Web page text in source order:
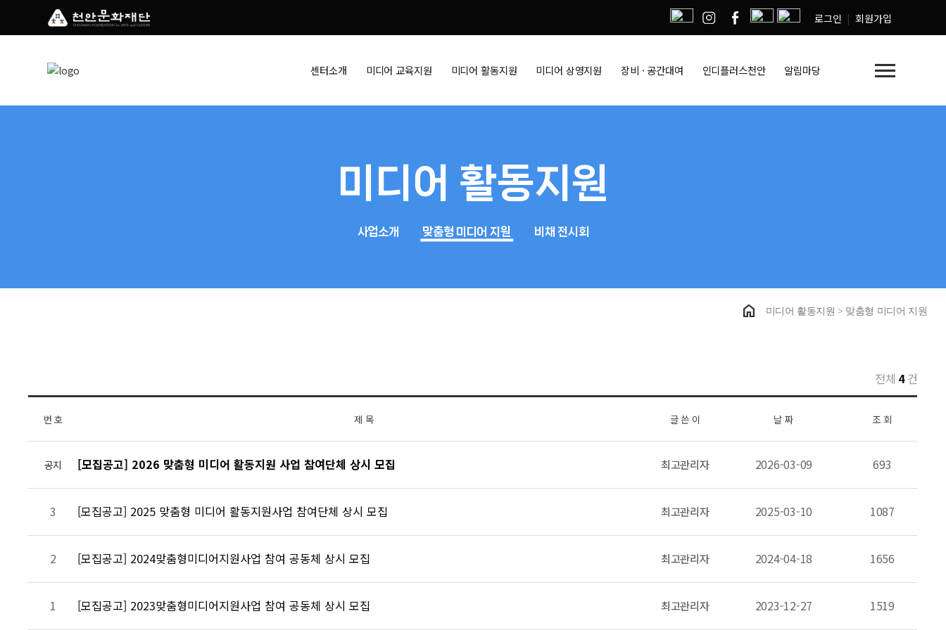
로그인 회원가입
센터소개 미디어 교육지원 미디어 활동지원 미디어 상영지원 장비 · 공간대여 인디플러스천안 알림마당 menu
미디어 활동지원
사업소개 맞춤형 미디어 지원 비채 전시회
home 미디어 활동지원 > 맞춤형 미디어 지원
전체 4건
번 호 제 목 글 쓴 이 날 짜 조 회
공지 [모집공고] 2026 맞춤형 미디어 활동지원 사업 참여단체 상시 모집 최고관리자 2026-03-09 693
3 [모집공고] 2025 맞춤형 미디어 활동지원사업 참여단체 상시 모집 최고관리자 2025-03-10 1087
2 [모집공고] 2024맞춤형미디어지원사업 참여 공동체 상시 모집 최고관리자 2024-04-18 1656
1 [모집공고] 2023맞춤형미디어지원사업 참여 공동체 상시 모집 최고관리자 2023-12-27 1519